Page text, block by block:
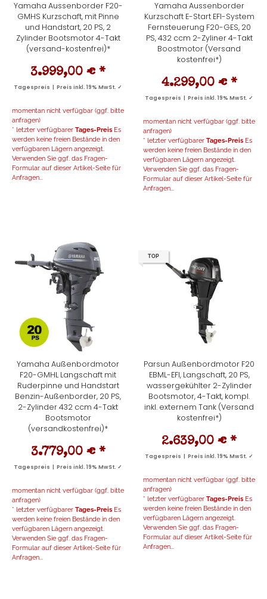
Yamaha Aussenborder F20-
GMHS Kurzschaft, mit Pinne
und Handstart, 20 PS, 2
Zylinder Bootsmotor 4-Takt
(versand-kostenfrei)*
3.999,00 € *
Tagespreis | Preis inkl. 19% MwSt. ✓
momentan nicht verfügbar (ggf. bitte
anfragen)
* letzter verfügbarer Tages-Preis Es
werden keine freien Bestände in den
verfügbaren Lägern angezeigt.
Verwenden Sie ggf. das Fragen-
Formular auf dieser Artikel-Seite für
Anfragen...
Yamaha Aussenborder
Kurzschaft E-Start EFI-System
Fernsteuerung F20-GES, 20
PS, 432 ccm 2-Zyliner 4-Takt
Boostmotor (Versand
kostenfrei*)
4.299,00 € *
Tagespreis | Preis inkl. 19% MwSt. ✓
momentan nicht verfügbar (ggf. bitte
anfragen)
* letzter verfügbarer Tages-Preis Es
werden keine freien Bestände in den
verfügbaren Lägern angezeigt.
Verwenden Sie ggf. das Fragen-
Formular auf dieser Artikel-Seite für
Anfragen...
Yamaha Außenbordmotor
F20-GMHL Langschaft mit
Ruderpinne und Handstart
Benzin-Außenborder, 20 PS,
2-Zylinder 432 ccm 4-Takt
Bootsmotor
(versandkostenfrei)*
3.779,00 € *
Tagespreis | Preis inkl. 19% MwSt. ✓
momentan nicht verfügbar (ggf. bitte
anfragen)
* letzter verfügbarer Tages-Preis Es
werden keine freien Bestände in den
verfügbaren Lägern angezeigt.
Verwenden Sie ggf. das Fragen-
Formular auf dieser Artikel-Seite für
Anfragen...
TOP
Parsun Außenbordmotor F20
EBML-EFI, Langschaft, 20 PS,
wassergekühlter 2-Zylinder
Bootsmotor, 4-Takt, kompl.
inkl. externem Tank (Versand
kostenfrei*)
2.639,00 € *
Tagespreis | Preis inkl. 19% MwSt. ✓
momentan nicht verfügbar (ggf. bitte
anfragen)
* letzter verfügbarer Tages-Preis Es
werden keine freien Bestände in den
verfügbaren Lägern angezeigt.
Verwenden Sie ggf. das Fragen-
Formular auf dieser Artikel-Seite für
Anfragen...